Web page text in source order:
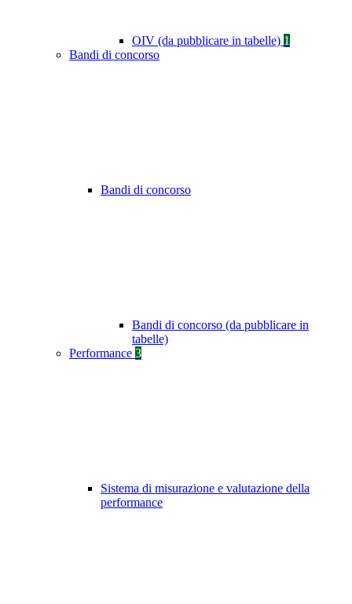
OIV (da pubblicare in tabelle) 1
Bandi di concorso
Bandi di concorso
Bandi di concorso (da pubblicare in
tabelle)
Performance 3
Sistema di misurazione e valutazione della
performance